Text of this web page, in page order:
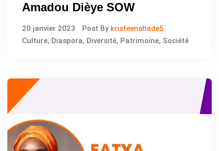
Amadou Dièye SOW
20 janvier 2023 Post By kristeenshade5
Culture, Diaspora, Diversité, Patrimoine, Société